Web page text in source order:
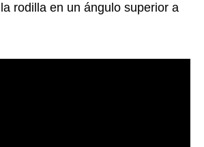
rodilla en un ángulo superior a